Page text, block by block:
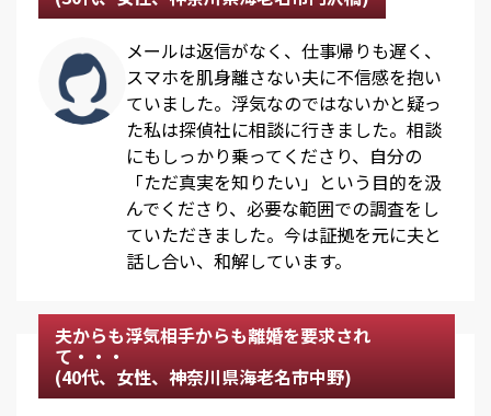
メールは返信がなく、仕事帰りも遅く、
スマホを肌身離さない夫に不信感を抱い
ていました。浮気なのではないかと疑っ
た私は探偵社に相談に行きました。相談
にもしっかり乗ってくださり、自分の
「ただ真実を知りたい」という目的を汲
んでくださり、必要な範囲での調査をし
ていただきました。今は証拠を元に夫と
話し合い、和解しています。
夫からも浮気相手からも離婚を要求され
て・・・
(40代、女性、神奈川県海老名市中野)